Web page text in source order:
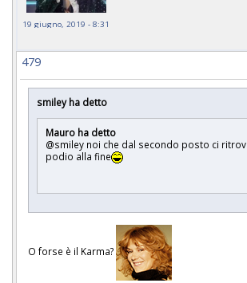
19 giugno, 2019 - 8:31
479
smiley ha detto
Mauro ha detto
@smiley noi che dal secondo posto ci
podio alla fine
O forse è il Karma?